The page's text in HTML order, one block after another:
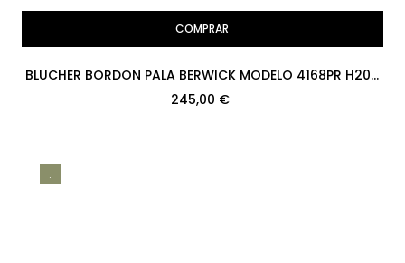
COMPRAR
BLUCHER BORDON PALA BERWICK MODELO 4168PR H207
ROIS MARRON PISO...
245,00 €
.